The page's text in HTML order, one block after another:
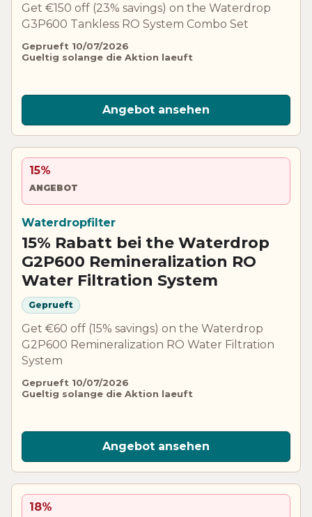
Get €150 off (23% savings) on the Waterdrop
G3P600 Tankless RO System Combo Set
Geprueft 10/07/2026
Gueltig solange die Aktion laeuft
Angebot ansehen
15%
ANGEBOT
Waterdropfilter
15% Rabatt bei the Waterdrop
G2P600 Remineralization RO
Water Filtration System
Geprueft
Get €60 off (15% savings) on the Waterdrop
G2P600 Remineralization RO Water Filtration
System
Geprueft 10/07/2026
Gueltig solange die Aktion laeuft
Angebot ansehen
18%